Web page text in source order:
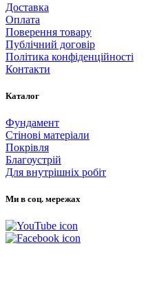
Доставка
Оплата
Поверення товару
Публічний договір
Політика конфіденційності
Контакти
Каталог
Фундамент
Стінові матеріали
Покрівля
Благоустрій
Для внутрішніх робіт
Ми в соц. мережах